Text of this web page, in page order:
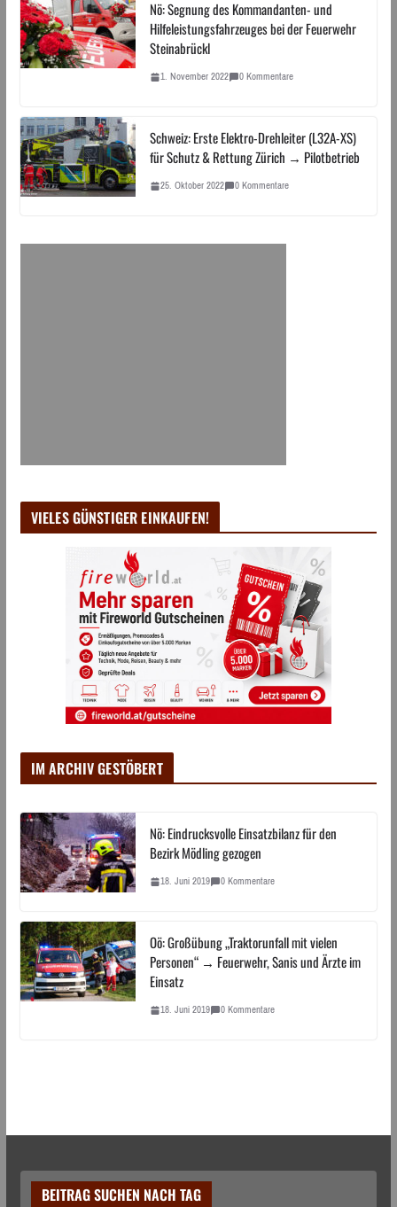
Nö: Segnung des Kommandanten- und
Hilfeleistungsfahrzeuges bei der Feuerwehr
Steinabrückl
1. November 2022 0 Kommentare
Schweiz: Erste Elektro-Drehleiter (L32A-XS)
für Schutz & Rettung Zürich → Pilotbetrieb
25. Oktober 2022 0 Kommentare
VIELES GÜNSTIGER EINKAUFEN!
IM ARCHIV GESTÖBERT
Nö: Eindrucksvolle Einsatzbilanz für den
Bezirk Mödling gezogen
18. Juni 2019 0 Kommentare
Oö: Großübung „Traktorunfall mit vielen
Personen“ → Feuerwehr, Sanis und Ärzte im
Einsatz
18. Juni 2019 0 Kommentare
BEITRAG SUCHEN NACH TAG